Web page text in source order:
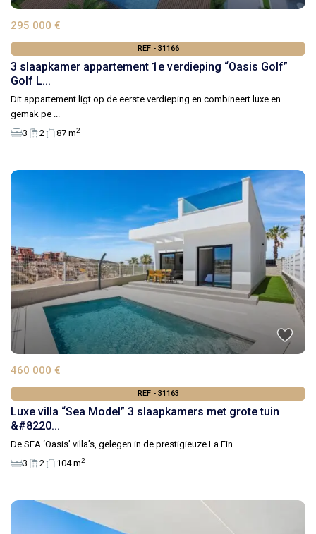
295 000 €
REF - 31166
3 slaapkamer appartement 1e verdieping “Oasis Golf”
Golf L...
Dit appartement ligt op de eerste verdieping en combineert luxe en
gemak pe
3
2 87 m2
460 000 €
REF - 31163
Luxe villa “Sea Model” 3 slaapkamers met grote tuin
&#8220...
De SEA ‘Oasis’ villa’s, gelegen in de prestigieuze La Fin
3
2 104 m2